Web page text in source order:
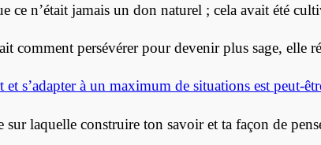
ce n’était jamais un don naturel ; cela avait été
comment persévérer pour devenir plus sage, elle
et s’adapter à un maximum de situations est peut-
sur laquelle construire ton savoir et ta façon de